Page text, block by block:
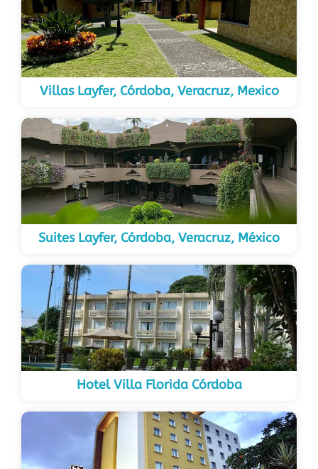
Villas Layfer, Córdoba, Veracruz, Mexico
Suites Layfer, Córdoba, Veracruz, México
Hotel Villa Florida Córdoba